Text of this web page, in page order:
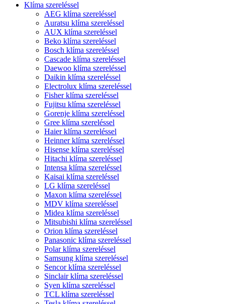
Klíma szereléssel
AEG klíma szereléssel
Auratsu klíma szereléssel
AUX klíma szereléssel
Beko klíma szereléssel
Bosch klíma szereléssel
Cascade klíma szereléssel
Daewoo klíma szereléssel
Daikin klíma szereléssel
Electrolux klíma szereléssel
Fisher klíma szereléssel
Fujitsu klíma szereléssel
Gorenje klíma szereléssel
Gree klíma szereléssel
Haier klíma szereléssel
Heinner klíma szereléssel
Hisense klíma szereléssel
Hitachi klíma szereléssel
Intensa klíma szereléssel
Kaisai klíma szereléssel
LG klíma szereléssel
Maxon klíma szereléssel
MDV klíma szereléssel
Midea klíma szereléssel
Mitsubishi klíma szereléssel
Orion klíma szereléssel
Panasonic klíma szereléssel
Polar klíma szereléssel
Samsung klíma szereléssel
Sencor klíma szereléssel
Sinclair klíma szereléssel
Syen klíma szereléssel
TCL klíma szereléssel